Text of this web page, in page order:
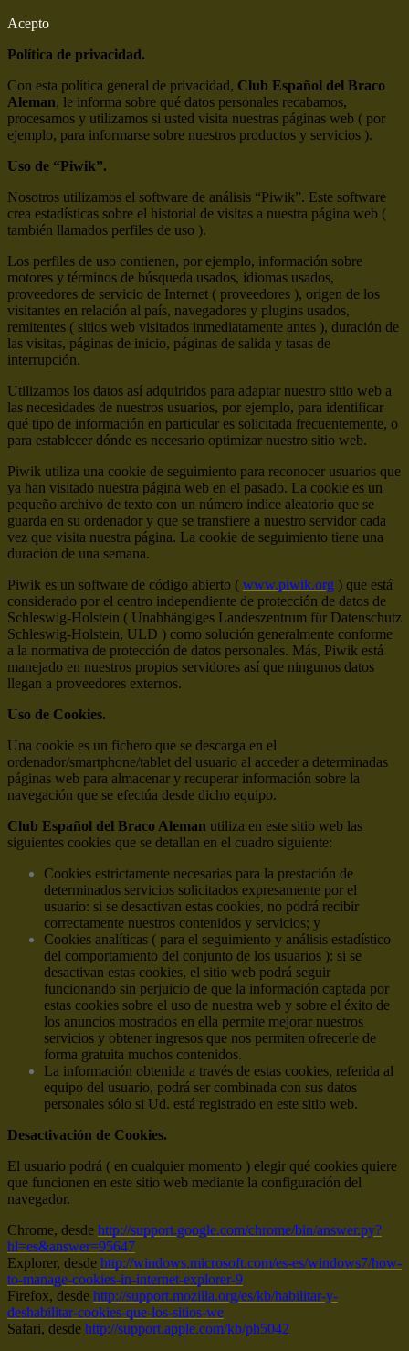
Acepto
Política de privacidad.
Con esta política general de privacidad, Club Español del Braco
Aleman, le informa sobre qué datos personales recabamos,
procesamos y utilizamos si usted visita nuestras páginas web ( por
ejemplo, para informarse sobre nuestros productos y servicios ).
Uso de “Piwik”.
Nosotros utilizamos el software de análisis “Piwik”. Este software
crea estadísticas sobre el historial de visitas a nuestra página web (
también llamados perfiles de uso ).
Los perfiles de uso contienen, por ejemplo, información sobre
motores y términos de búsqueda usados, idiomas usados,
proveedores de servicio de Internet ( proveedores ), origen de los
visitantes en relación al país, navegadores y plugins usados,
remitentes ( sitios web visitados inmediatamente antes ), duración de
las visitas, páginas de inicio, páginas de salida y tasas de
interrupción.
Utilizamos los datos así adquiridos para adaptar nuestro sitio web a
las necesidades de nuestros usuarios, por ejemplo, para identificar
qué tipo de información en particular es solicitada frecuentemente, o
para establecer dónde es necesario optimizar nuestro sitio web.
Piwik utiliza una cookie de seguimiento para reconocer usuarios que
ya han visitado nuestra página web en el pasado. La cookie es un
pequeño archivo de texto con un número indice aleatorio que se
guarda en su ordenador y que se transfiere a nuestro servidor cada
vez que visita nuestra página. La cookie de seguimiento tiene una
duración de una semana.
Piwik es un software de código abierto ( www.piwik.org ) que está
considerado por el centro independiente de protección de datos de
Schleswig-Holstein ( Unabhängiges Landeszentrum für Datenschutz
Schleswig-Holstein, ULD ) como solución generalmente conforme
a la normativa de protección de datos personales. Más, Piwik está
manejado en nuestros propios servidores así que ningunos datos
llegan a proveedores externos.
Uso de Cookies.
Una cookie es un fichero que se descarga en el
ordenador/smartphone/tablet del usuario al acceder a determinadas
páginas web para almacenar y recuperar información sobre la
navegación que se efectúa desde dicho equipo.
Club Español del Braco Aleman utiliza en este sitio web las
siguientes cookies que se detallan en el cuadro siguiente:
Cookies estrictamente necesarias para la prestación de
determinados servicios solicitados expresamente por el
usuario: si se desactivan estas cookies, no podrá recibir
correctamente nuestros contenidos y servicios; y
Cookies analíticas ( para el seguimiento y análisis estadístico
del comportamiento del conjunto de los usuarios ): si se
desactivan estas cookies, el sitio web podrá seguir
funcionando sin perjuicio de que la información captada por
estas cookies sobre el uso de nuestra web y sobre el éxito de
los anuncios mostrados en ella permite mejorar nuestros
servicios y obtener ingresos que nos permiten ofrecerle de
forma gratuita muchos contenidos.
La información obtenida a través de estas cookies, referida al
equipo del usuario, podrá ser combinada con sus datos
personales sólo si Ud. está registrado en este sitio web.
Desactivación de Cookies.
El usuario podrá ( en cualquier momento ) elegir qué cookies quiere
que funcionen en este sitio web mediante la configuración del
navegador.
Chrome, desde http://support.google.com/chrome/bin/answer.py?
hl=es&answer=95647
Explorer, desde http://windows.microsoft.com/es-es/windows7/how-
to-manage-cookies-in-internet-explorer-9
Firefox, desde http://support.mozilla.org/es/kb/habilitar-y-
deshabilitar-cookies-que-los-sitios-we
Safari, desde http://support.apple.com/kb/ph5042